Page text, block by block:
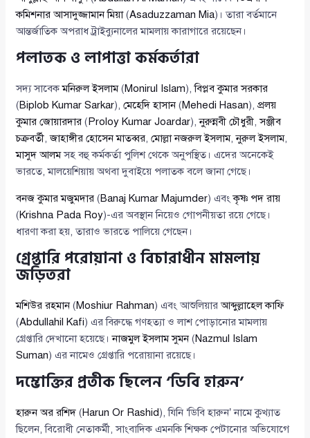
কমিশনার আসাদুজ্জামান মিয়া(Asaduzzaman Mia)। তারা বর্তমানে
আন্তর্জাতিক অপরাধ ট্রাইব্যুনালের মামলায় কারাগারে রয়েছেন।
পলাতক ও লাপাত্তা কর্মকর্তারা
সদ্য সাবেকমনিরুল ইসলাম(Monirul Islam),বিপ্লব কুমার সরকার
(Biplob Kumar Sarkar),মেহেদি হাসান(Mehedi Hasan),প্রলয়
কুমার জোয়ারদার ( Proloy Kumar Joardar),নুরুন্নবী চৌধুরী,সঞ্জীব
চক্রবর্তী,জাহাঙ্গীর হোসেন মাতব্বর,মোল্লা নজরুল ইসলাম,নুরুল ইসলাম,
মাসুদ আলমসহ বহু কর্মকর্তা পুলিশ থেকে অনুপস্থিত। এদের অনেকেই
ভারতে, মালয়েশিয়ায় অথবা দুবাইয়ে পলাতক বলে জানা গেছে।
বনজ কুমার মজুমদার (Banaj Kumar Majumder) এবংকৃষ্ণ পদ রায়
(Krishna Pada Roy)-এর অবস্থান নিয়েও গোপনীয়তা রয়ে গেছে।
ধারণা করা হয়, তারাও ভারতে পালিয়ে গেছেন।
গ্রেপ্তারি পরোয়ানা ও বিচারাধীন মামলায়
জড়িতরা
মশিউর রহমান(Moshiur Rahman) এবং আশুলিয়ারআব্দুল্লাহেল কাফি
(Abdullahil Kafi) এর বিরুদ্ধে গণহত্যা ও লাশ পোড়ানোর মামলায়
গ্রেপ্তারি দেখানো হয়েছে।নাজমুল ইসলাম সুমন(Nazmul Islam
Suman) এর নামেও গ্রেপ্তারি পরোয়ানা রয়েছে।
দম্ভোক্তির প্রতীক ছিলেন ‘ডিবি হারুন’
হারুন অর রশিদ (Harun Or Rashid), যিনি ‘ডিবি হারুন’ নামে কুখ্যাত
ছিলেন, বিরোধী নেতাকর্মী, সাংবাদিক এমনকি শিক্ষক পেটানোর অভিযোগে